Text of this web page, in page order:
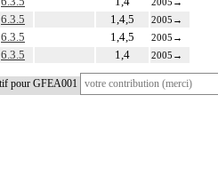
6.3.5 1,4,5 2005 →
6.3.5 1,4,5 2005 →
6.3.5 1,4 2005 →
pour GFEA001